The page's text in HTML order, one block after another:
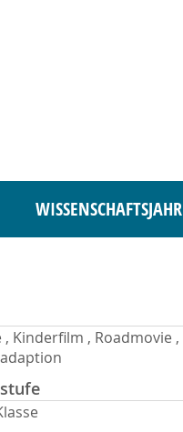
WISSENSCHAFTSJAHR
, Kinderfilm , Roadmovie ,